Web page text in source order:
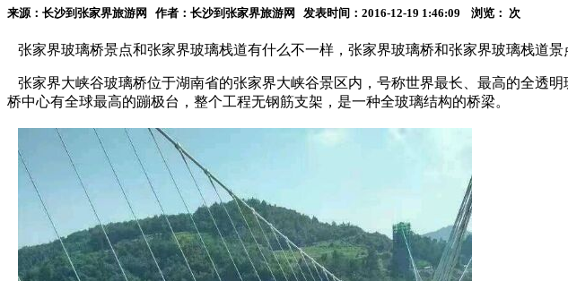
来源：长沙到张家界旅游网 作者：长沙到张家界旅游网 发表时间：2016-12-19 1:46:09 浏览： 次
张家界玻璃桥景点和张家界玻璃栈道有什么不一样，张家界玻璃桥和张家界玻璃栈道景
张家界大峡谷玻璃桥位于湖南省的张家界大峡谷景区内，号称世界最长、最高的全透
桥中心有全球最高的蹦极台，整个工程无钢筋支架，是一种全玻璃结构的桥梁。